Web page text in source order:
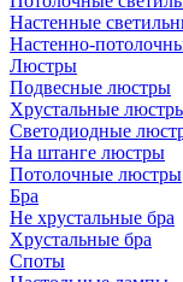
Настенные
Настенно-
Люстры
Подвесные люстры
Хрустальные
Светодиодные
На штанге люстры
Потолочные люстры
Бра
Не хрустальные бра
Хрустальные бра
Споты